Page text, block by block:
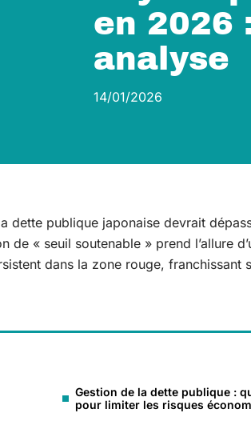
en 2026
analyse
14/01/2026
dette publique japonaise devrait
de « seuil soutenable » prend l’allure
dans la zone rouge, franchissant
Gestion de la dette publique :
pour limiter les risques